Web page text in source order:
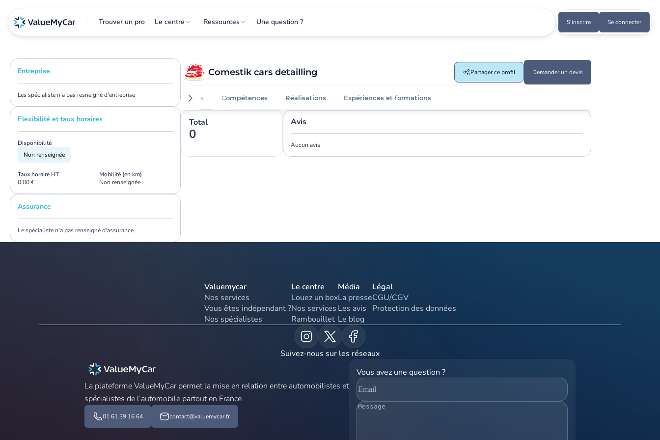
Trouver un pro Le centre Ressources Une question ? S'inscrire Se connecter
Entreprise
Les spécialiste n'a pas resneigné d'entreprise
Flexibilité et taux horaires
Disponibilité
Non renseignée
Taux horaire HT
0,00 €
Mobilité (en km)
Non renseignée
Assurance
Le spécialiste n'a pas renseigné d'assurance
Comestik cars detailling Partager ce profil Demander un devis
Avis Compétences Réalisations Expériences et formations
Total
0
Avis
Aucun avis
Valuemycar
Nos services
Vous êtes indépendant ?
Nos spécialistes
Le centre
Louez un box
Nos services
Rambouillet
Média
La presse
Les avis
Le blog
Légal
CGU/CGV
Protection des données
Suivez-nous sur les réseaux
La plateforme ValueMyCar permet la mise en relation entre automobilistes et
spécialistes de l’automobile partout en France
01 61 39 16 64 contact@valuemycar.fr
Vous avez une question ?